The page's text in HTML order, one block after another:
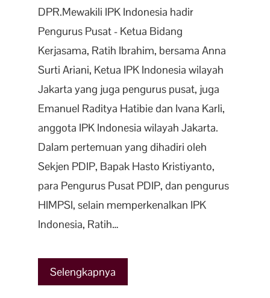
DPR.Mewakili IPK Indonesia hadir
Pengurus Pusat - Ketua Bidang
Kerjasama, Ratih Ibrahim, bersama Anna
Surti Ariani, Ketua IPK Indonesia wilayah
Jakarta yang juga pengurus pusat, juga
Emanuel Raditya Hatibie dan Ivana Karli,
anggota IPK Indonesia wilayah Jakarta.
Dalam pertemuan yang dihadiri oleh
Sekjen PDIP, Bapak Hasto Kristiyanto,
para Pengurus Pusat PDIP, dan pengurus
HIMPSI, selain memperkenalkan IPK
Indonesia, Ratih…
Selengkapnya